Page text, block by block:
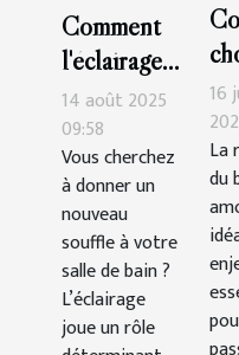
Comment
l'éclairage
peut
transformer
votre salle
de bain ?
14 août 2025
09:58
Vous cherchez
à donner un
nouveau
souffle à votre
salle de bain ?
L’éclairage
joue un rôle
de
?
16
La
du